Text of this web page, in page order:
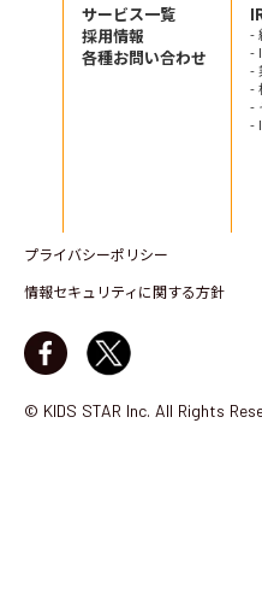
サービス一覧
採用情報
各種お問い合わせ
-
-
-
-
-
-
プライバシーポリシー
情報セキュリティに関する方針
© KIDS STAR Inc. All Rights